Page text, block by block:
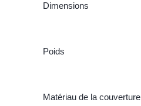
Dimensions
Poids
Matériau de la couverture